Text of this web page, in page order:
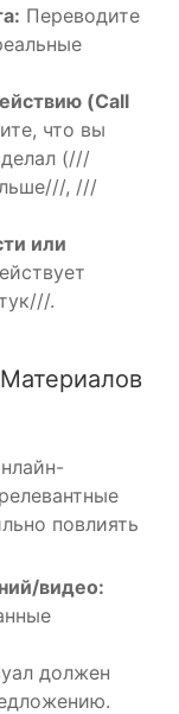
Переводите
(Call
что вы
(///
, ///
или
.
повлиять
видео:
должен